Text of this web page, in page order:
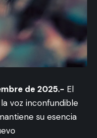
de 2025.- El
voz inconfundible
su esencia